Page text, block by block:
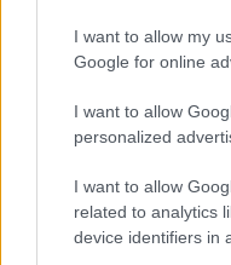
I want to allow my
Google for online
I want to allow
personalized
I want to allow
related to analytics
device identifiers in
Megosztás